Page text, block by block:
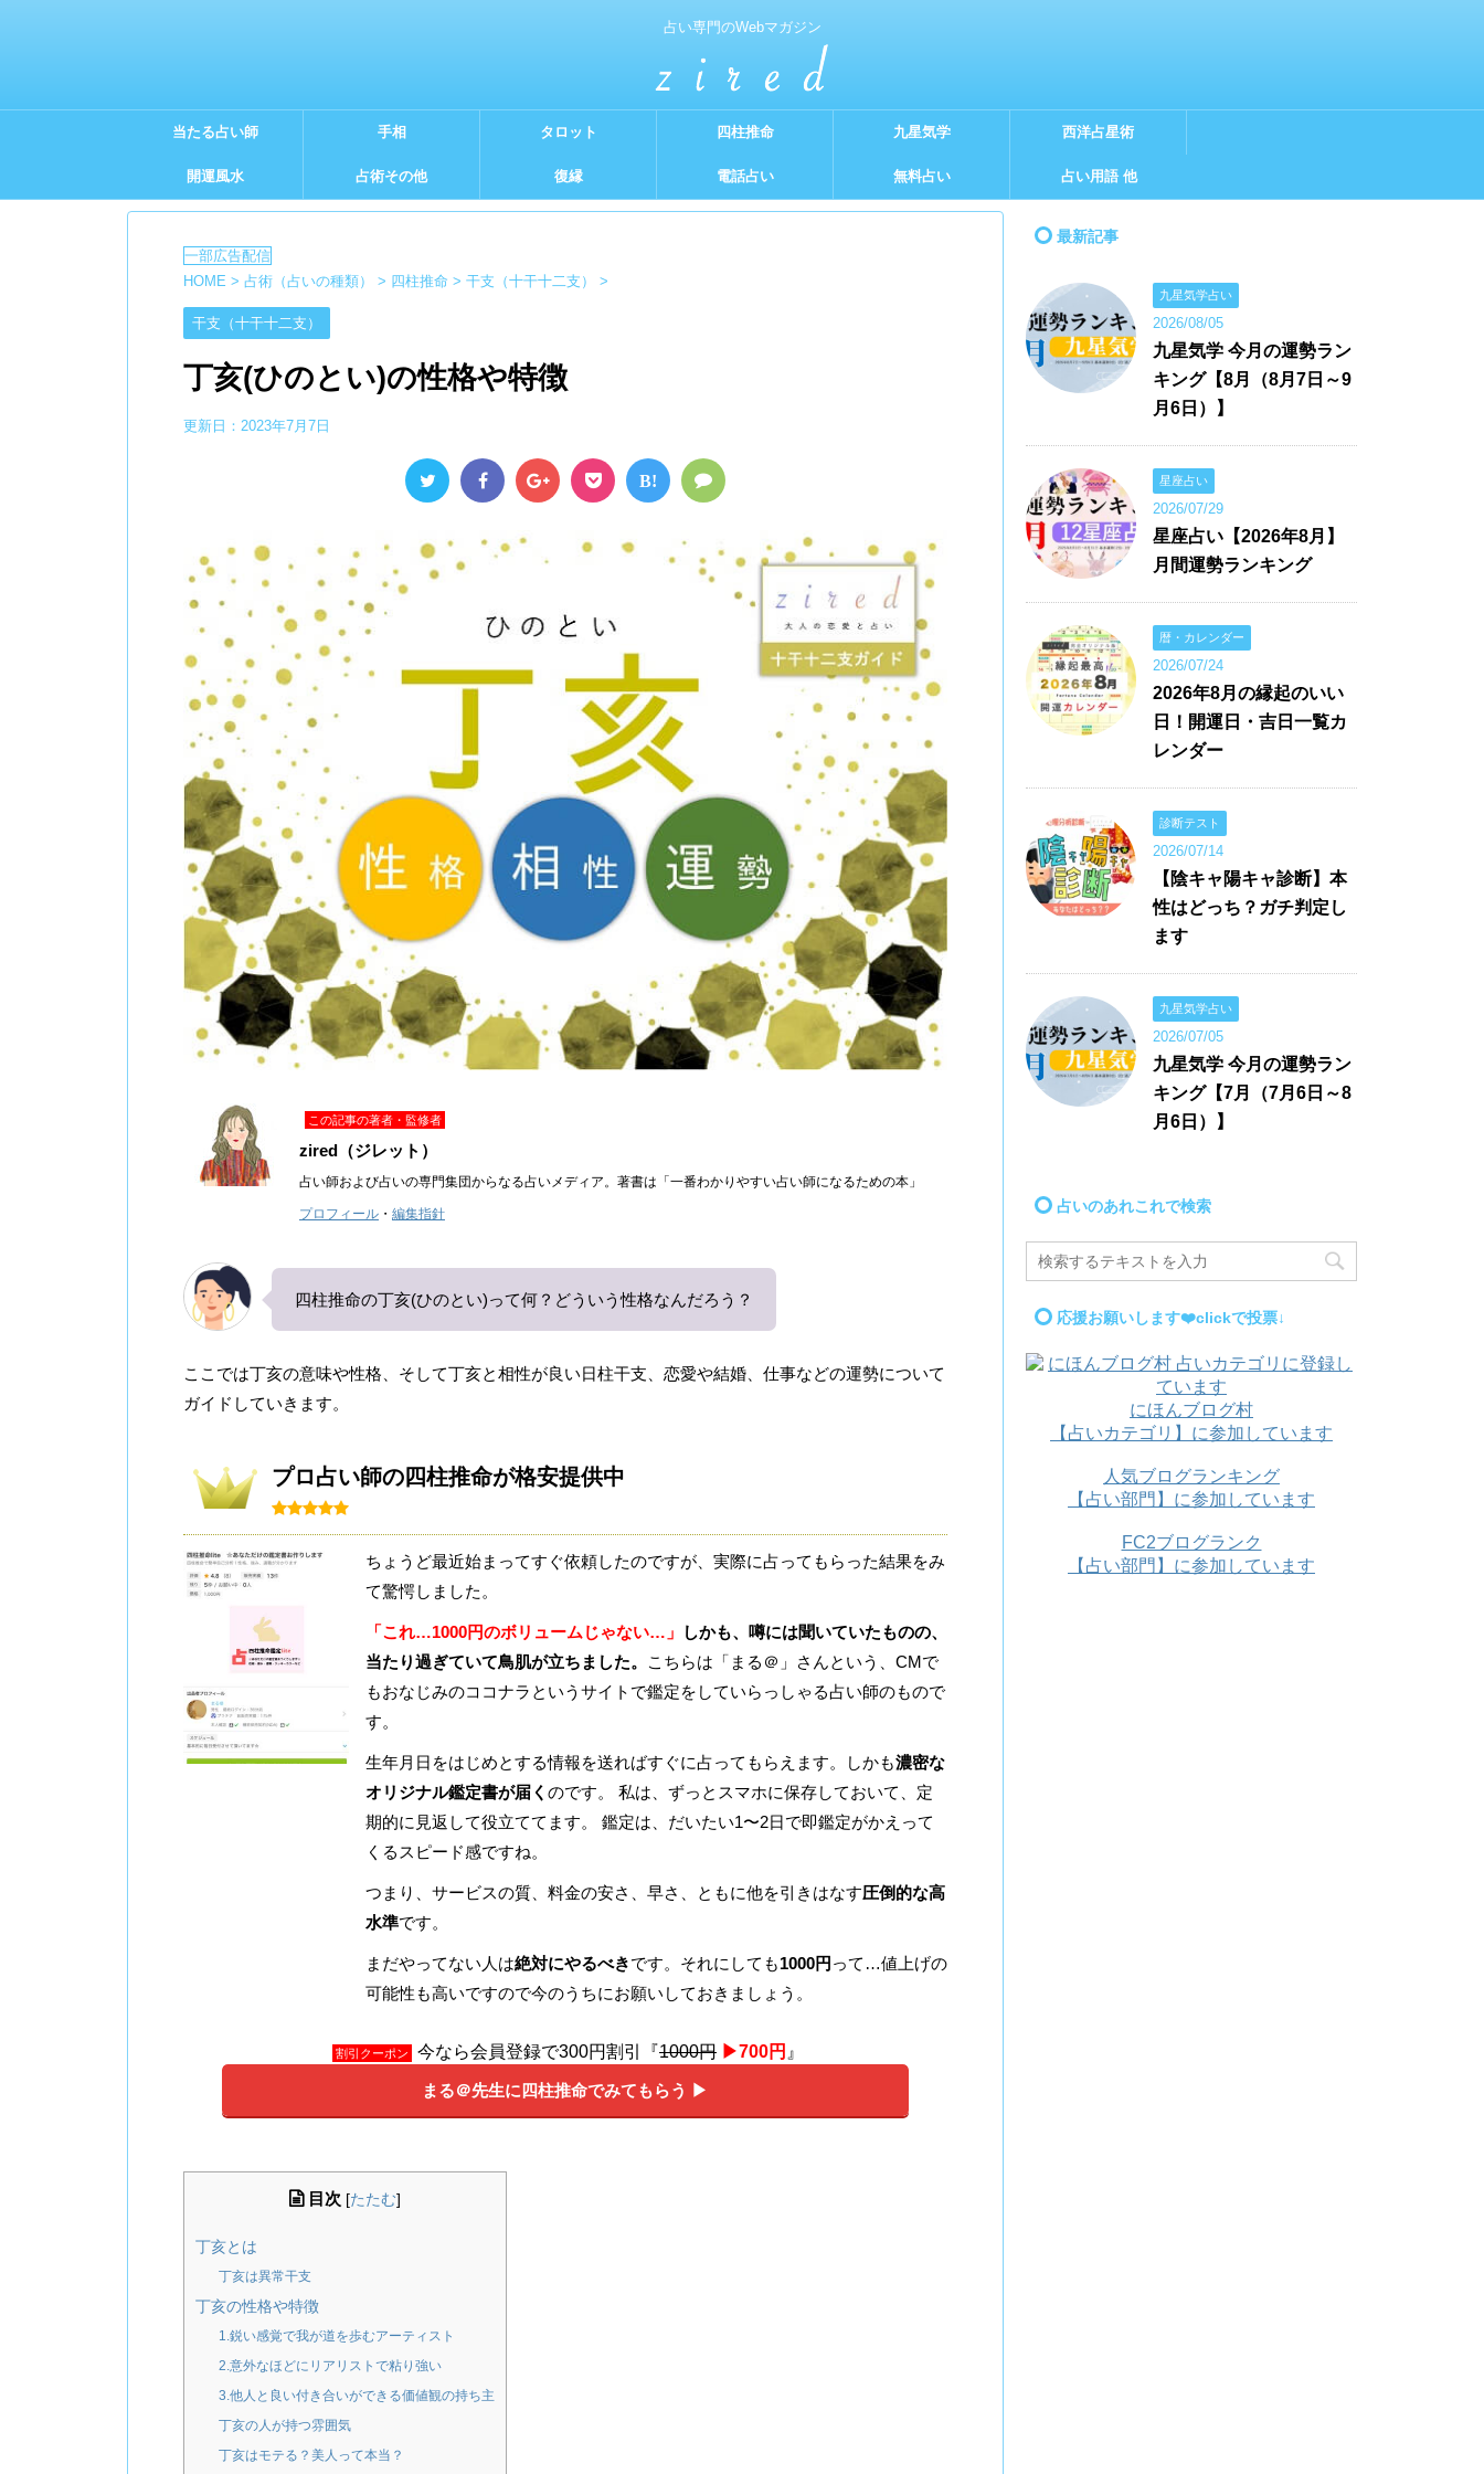
占い専門のWebマガジン
当たる占い師 手相 タロット 四柱推命 九星気学 西洋占星術
開運風水 占術その他 復縁 電話占い 無料占い 占い用語 他
HOME > 占術（占いの種類） > 四柱推命 > 干支（十干十二支） >
干支（十干十二支）
丁亥(ひのとい)の性格や特徴
更新日： 2023年7月7日
B!
この記事の著者・監修者
zired（ジレット）
占い師および占いの専門集団からなる占いメディア。著書は「一番わかりやすい占い師になるための本」
プロフィール ・ 編集指針
四柱推命の丁亥(ひのとい)って何？どういう性格なんだろう？
ここでは丁亥の意味や性格、そして丁亥と相性が良い日柱干支、恋愛や結婚、仕事などの運勢について
ガイドしていきます。
プロ占い師の四柱推命が格安提供中
ちょうど最近始まってすぐ依頼したのですが、実際に占ってもらった結果をみ
て驚愕しました。
「これ…1000円のボリュームじゃない…」
しかも、噂には聞いていたものの、
当たり過ぎていて鳥肌が立ちました。
こちらは「まる＠」さんという、CMで
もおなじみのココナラというサイトで鑑定をしていらっしゃる占い師のもので
す。
生年月日をはじめとする情報を送ればすぐに占ってもらえます。しかも濃密な
オリジナル鑑定書が届く のです。 私は、ずっとスマホに保存しておいて、定
期的に見返して役立ててます。 鑑定は、だいたい1〜2日で即鑑定がかえって
くるスピード感ですね。
つまり、サービスの質、料金の安さ、早さ、ともに他を引きはなす圧倒的な高
水準です。
まだやってない人は絶対にやるべきです。それにしても1000円 って…値上げの
可能性も高いですので今のうちにお願いしておきましょう。
割引クーポン 今なら会員登録で300円割引『1000円 ▶︎700円 』
まる＠先生に四柱推命でみてもらう ▶︎
目次 [たたむ]
丁亥とは
丁亥は異常干支
丁亥の性格や特徴
1.鋭い感覚で我が道を歩むアーティスト
2.意外なほどにリアリストで粘り強い
3.他人と良い付き合いができる価値観の持ち主
丁亥の人が持つ雰囲気
丁亥はモテる？美人って本当？
最新記事
九星気学占い
2026/08/05
九星気学 今月の運勢ラン
キング【8月（8月7日～9
月6日）】
星座占い
2026/07/29
星座占い【2026年8月】
月間運勢ランキング
暦・カレンダー
2026/07/24
2026年8月の縁起のいい
日！開運日・吉日一覧カ
レンダー
診断テスト
2026/07/14
【陰キャ陽キャ診断】本
性はどっち？ガチ判定し
ます
九星気学占い
2026/07/05
九星気学 今月の運勢ラン
キング【7月（7月6日～8
月6日）】
占いのあれこれで検索
応援お願いします❤️clickで投票↓
にほんブログ村
【占いカテゴリ】に参加しています
人気ブログランキング
【占い部門】に参加しています
FC2ブログランク
【占い部門】に参加しています